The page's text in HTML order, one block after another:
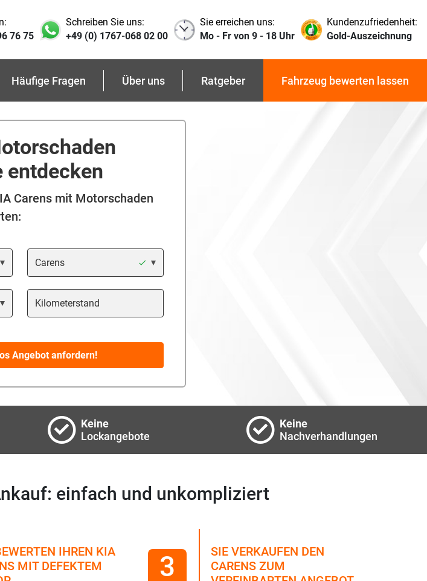
76 75
Schreiben Sie uns:
+49 (0) 1767-068 02 00
Sie erreichen uns:
Mo - Fr von 9 - 18 Uhr
Kundenzufriedenheit:
Gold-Auszeichnung
Häufige Fragen Über uns Ratgeber Fahrzeug bewerten lassen
entdecken
Carens mit Motorschaden
Modell
Kilometerstand
Angebot anfordern!
Keine
Lockangebote
Keine
Nachverhandlungen
einfach und unkompliziert
IHREN KIA
MIT DEFEKTEM
3
SIE VERKAUFEN DEN
CARENS ZUM